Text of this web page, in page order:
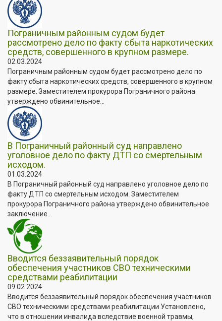
Пограничным районным судом будет
рассмотрено дело по факту сбыта наркотических
средств, совершенного в крупном размере.
02.03.2024
Пограничным районным судом будет рассмотрено дело по
факту сбыта наркотических средств, совершенного в крупном
размере. Заместителем прокурора Пограничного района
утверждено обвинительное...
В Пограничный районный суд направлено
уголовное дело по факту ДТП со смертельным
исходом.
01.03.2024
В Пограничный районный суд направлено уголовное дело по
факту ДТП со смертельным исходом. Заместителем
прокурора Пограничного района утверждено обвинительное
заключение...
Вводится беззаявительный порядок
обеспечения участников СВО техническими
средствами реабилитации
09.02.2024
Вводится беззаявительный порядок обеспечения участников
СВО техническими средствами реабилитации Установлено,
что в отношении инвалида вследствие военной травмы,